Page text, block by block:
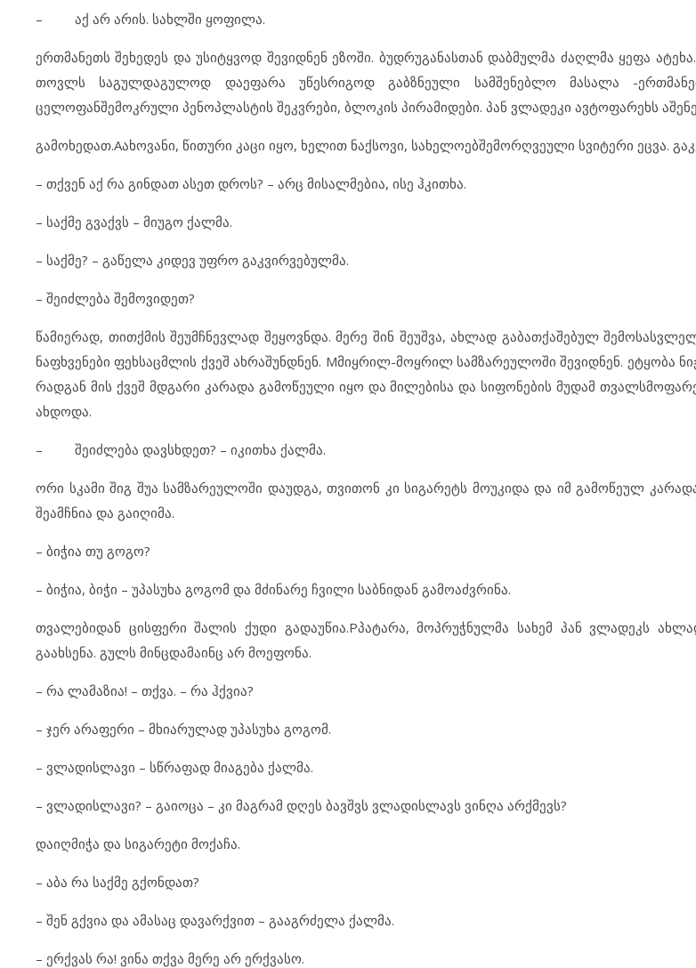
– აქ არ არის. სახლში ყოფილა.
ერთმანეთს შეხედეს და უსიტყვოდ შევიდნენ ეზოში. ბუდრუგანასთან დაბმულმა ძაღლმა ყეფა
თოვლს საგულდაგულოდ დაეფარა უწესრიგოდ გაბზნეული სამშენებლო მასალა -
ცელოფანშემოკრული პენოპლასტის შეკვრები, ბლოკის პირამიდები. პან ვლადეკი ავტოფარეხს
გამოხედათ.Aახოვანი, წითური კაცი იყო, ხელით ნაქსოვი, სახელოებშემორღვეული სვიტერი ეცვა.
– თქვენ აქ რა გინდათ ასეთ დროს? – არც მისალმებია, ისე ჰკითხა.
– საქმე გვაქვს – მიუგო ქალმა.
– საქმე? – გაწელა კიდევ უფრო გაკვირვებულმა.
– შეიძლება შემოვიდეთ?
წამიერად, თითქმის შეუმჩნევლად შეყოვნდა. მერე შინ შეუშვა, ახლად გაბათქაშებულ
ნაფხვენები ფეხსაცმლის ქვეშ ახრაშუნდნენ. Mმიყრილ-მოყრილ სამზარეულოში შევიდნენ. ეტყობა
რადგან მის ქვეშ მდგარი კარადა გამოწეული იყო და მილებისა და სიფონების მუდამ
ახდოდა.
– შეიძლება დავსხდეთ? – იკითხა ქალმა.
ორი სკამი შიგ შუა სამზარეულოში დაუდგა, თვითონ კი სიგარეტს მოუკიდა და იმ გამოწეულ
შეამჩნია და გაიღიმა.
– ბიჭია თუ გოგო?
– ბიჭია, ბიჭი – უპასუხა გოგომ და მძინარე ჩვილი საბნიდან გამოაძვრინა.
თვალებიდან ცისფერი შალის ქუდი გადაუწია.Pპატარა, მოპრუჭნულმა სახემ პან ვლადეკს
გაახსენა. გულს მინცდამაინც არ მოეფონა.
– რა ლამაზია! – თქვა. – რა ჰქვია?
– ჯერ არაფერი – მხიარულად უპასუხა გოგომ.
– ვლადისლავი – სწრაფად მიაგება ქალმა.
– ვლადისლავი? – გაიოცა – კი მაგრამ დღეს ბავშვს ვლადისლავს ვინღა არქმევს?
დაიღმიჭა და სიგარეტი მოქაჩა.
– აბა რა საქმე გქონდათ?
– შენ გქვია და ამასაც დავარქვით – გააგრძელა ქალმა.
– ერქვას რა! ვინა თქვა მერე არ ერქვასო.